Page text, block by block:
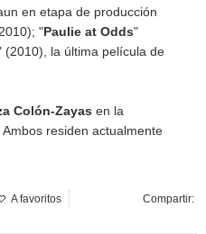
en etapa de producción
"Paulie at Odds"
(2010), la última película de
Colón-Zayas en la
Ambos residen actualmente
Compartir:
A favoritos